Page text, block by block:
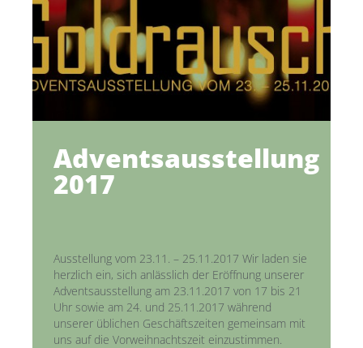
Adventsausstellung
2017
Ausstellung vom 23.11. – 25.11.2017 Wir laden sie
herzlich ein, sich anlässlich der Eröffnung unserer
Adventsausstellung am 23.11.2017 von 17 bis 21
Uhr sowie am 24. und 25.11.2017 während
unserer üblichen Geschäftszeiten gemeinsam mit
uns auf die Vorweihnachtszeit einzustimmen.